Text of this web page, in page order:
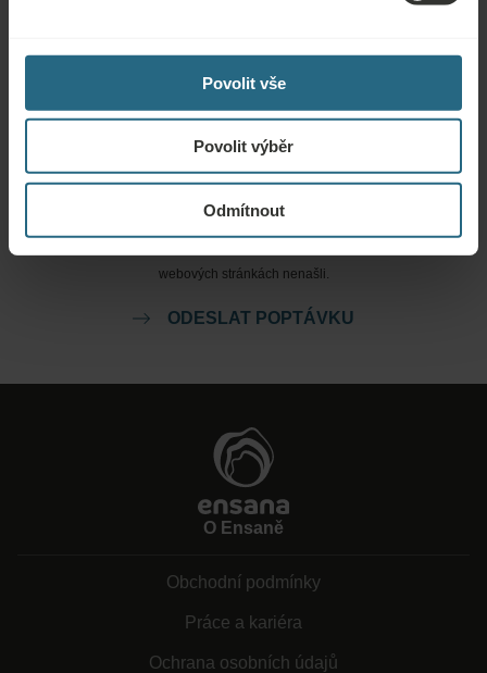
Povolit vše
Povolit výběr
Odmítnout
Naše nejlepší nabídky si můžete rezervovat zde. Pokud se chcete připojit k
Poptávky
webových stránkách nenašli.
ODESLAT POPTÁVKU
O Ensaně
Obchodní podmínky
Práce a kariéra
Ochrana osobních údajů